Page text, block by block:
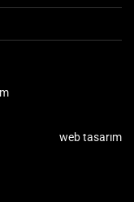
web tasarım